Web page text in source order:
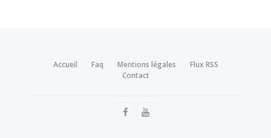
Accueil Faq Mentions légales
Flux RSS
Contact